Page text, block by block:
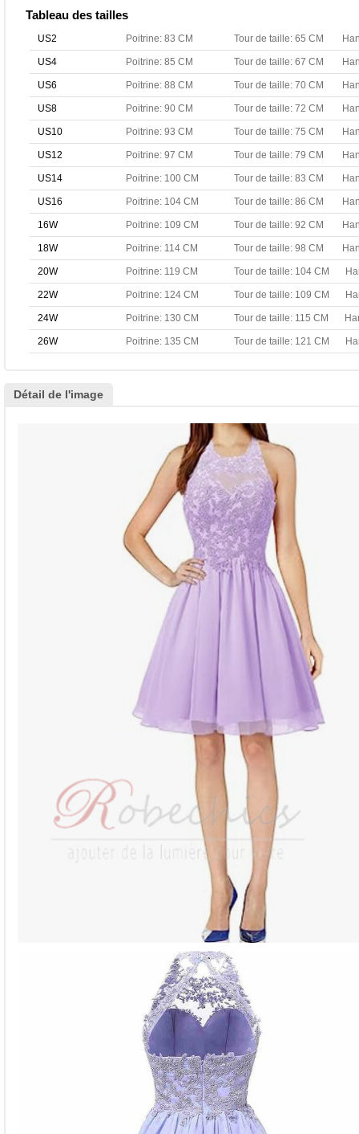
Tableau des tailles
US2 Poitrine: 83 CM Tour de taille: 65 CM
US4 Poitrine: 85 CM Tour de taille: 67 CM
US6 Poitrine: 88 CM Tour de taille: 70 CM
US8 Poitrine: 90 CM Tour de taille: 72 CM
US10 Poitrine: 93 CM Tour de taille: 75 CM
US12 Poitrine: 97 CM Tour de taille: 79 CM
US14 Poitrine: 100 CM Tour de taille: 83 CM
US16 Poitrine: 104 CM Tour de taille: 86 CM
16W Poitrine: 109 CM Tour de taille: 92 CM
18W Poitrine: 114 CM Tour de taille: 98 CM
20W Poitrine: 119 CM Tour de taille: 104 CM
22W Poitrine: 124 CM Tour de taille: 109 CM
24W Poitrine: 130 CM Tour de taille: 115 CM
26W Poitrine: 135 CM Tour de taille: 121 CM
Détail de l'image